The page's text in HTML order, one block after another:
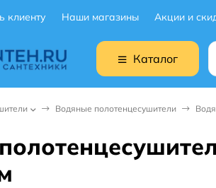
клиенту Наши магазины Акции и
Каталог
Водяные полотенцесушители